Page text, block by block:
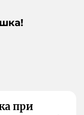
при